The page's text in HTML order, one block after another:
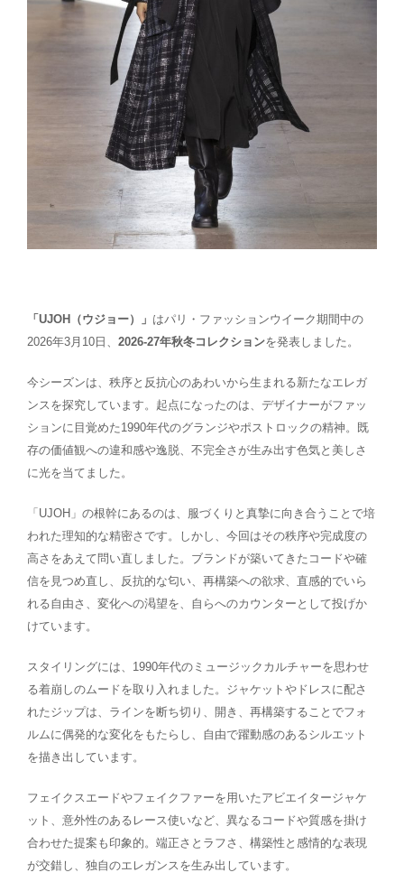
「UJOH（ウジョー）」 はパリ・ファッションウイーク期間中の
2026年3月10日、 2026-27年秋冬コレクションを発表しました。
今シーズンは、秩序と反抗心のあわいから生まれる新たなエレガ
ンスを探究しています。起点になったのは、デザイナーがファッ
ションに目覚めた1990年代のグランジやポストロックの精神。既
存の価値観への違和感や逸脱、不完全さが生み出す色気と美しさ
に光を当てました。
「UJOH」の根幹にあるのは、服づくりと真摯に向き合うことで培
われた理知的な精密さです。しかし、今回はその秩序や完成度の
高さをあえて問い直しました。ブランドが築いてきたコードや確
信を見つめ直し、反抗的な匂い、再構築への欲求、直感的でいら
れる自由さ、変化への渇望を、自らへのカウンターとして投げか
けています。
スタイリングには、1990年代のミュージックカルチャーを思わせ
る着崩しのムードを取り入れました。ジャケットやドレスに配さ
れたジップは、ラインを断ち切り、開き、再構築することでフォ
ルムに偶発的な変化をもたらし、自由で躍動感のあるシルエット
を描き出しています。
フェイクスエードやフェイクファーを用いたアビエイタージャケ
ット、意外性のあるレース使いなど、異なるコードや質感を掛け
合わせた提案も印象的。端正さとラフさ、構築性と感情的な表現
が交錯し、独自のエレガンスを生み出しています。